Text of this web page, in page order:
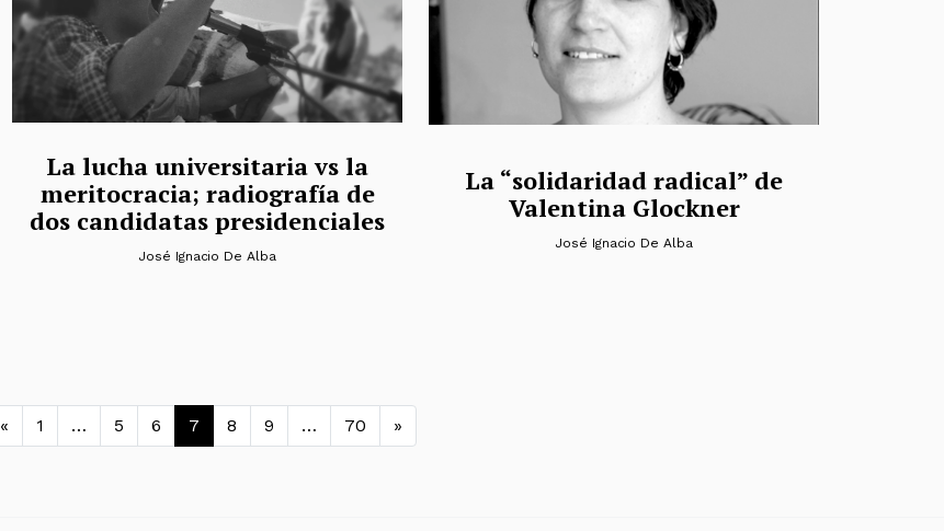
La lucha universitaria vs la
meritocracia; radiografía de
dos candidatas presidenciales
José Ignacio De Alba
La “solidaridad radical” de
Valentina Glockner
José Ignacio De Alba
Navegación de entradas
« 1 … 5 6 7 8 9 … 70 »